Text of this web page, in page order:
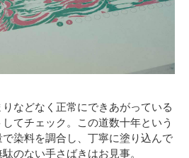
などなく正常にできあがっている
てチェック。この道数十年という
染料を調合し、丁寧に塗り込んで
のない手さばきはお見事。